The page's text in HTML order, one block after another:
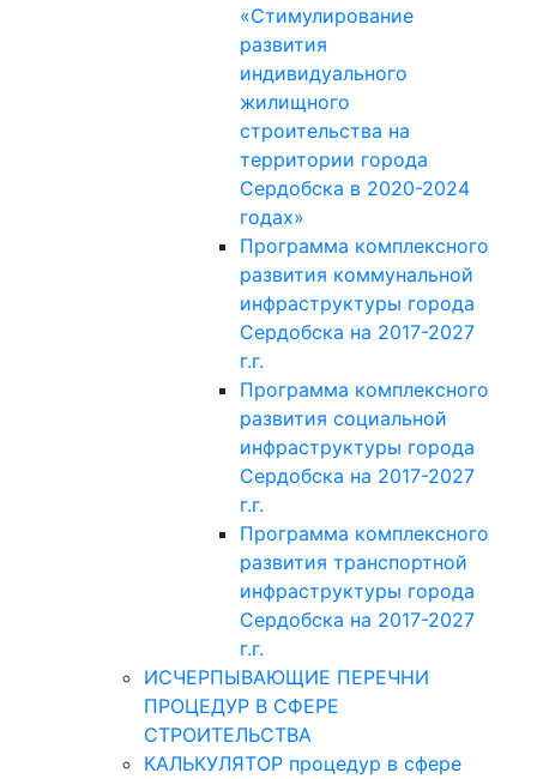
«Стимулирование
развития
индивидуального
жилищного
строительства на
территории города
Сердобска в 2020-2024
годах»
Программа комплексного
развития коммунальной
инфраструктуры города
Сердобска на 2017-2027
г.г.
Программа комплексного
развития социальной
инфраструктуры города
Сердобска на 2017-2027
г.г.
Программа комплексного
развития транспортной
инфраструктуры города
Сердобска на 2017-2027
г.г.
ИСЧЕРПЫВАЮЩИЕ ПЕРЕЧНИ
ПРОЦЕДУР В СФЕРЕ
СТРОИТЕЛЬСТВА
КАЛЬКУЛЯТОР процедур в сфере